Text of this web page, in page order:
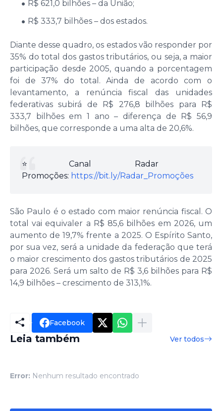
R$ 621,0 bilhões – da União;
R$ 333,7 bilhões – dos estados.
Diante desse quadro, os estados vão responder por
35% do total dos gastos tributários, ou seja, a maior
participação desde 2005, quando a porcentagem
foi de 37% do total. Ainda de acordo com o
levantamento, a renúncia fiscal das unidades
federativas subirá de R$ 276,8 bilhões para R$
333,7 bilhões em 1 ano – diferença de R$ 56,9
bilhões, que corresponde a uma alta de 20,6%.
⭐️Canal Radar
Promoções: https://bit.ly/Radar_Promoções
São Paulo é o estado com maior renúncia fiscal. O
total vai equivaler a R$ 85,6 bilhões em 2026, um
aumento de 19,7% frente a 2025. O Espírito Santo,
por sua vez, será a unidade da federação que terá
o maior crescimento dos gastos tributários de 2025
para 2026. Será um salto de R$ 3,6 bilhões para R$
14,9 bilhões – crescimento de 313,1%.
Facebook
Leia também Ver todos
Error: Nenhum resultado encontrado